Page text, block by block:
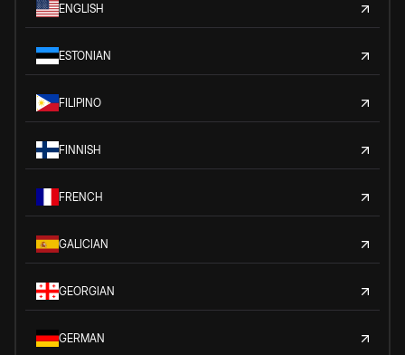
ENGLISH
ESTONIAN
FILIPINO
FINNISH
FRENCH
GALICIAN
GEORGIAN
GERMAN